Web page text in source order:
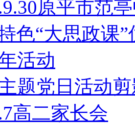
原平市范
色“大思政课
活动
题党日活动
高二家长会